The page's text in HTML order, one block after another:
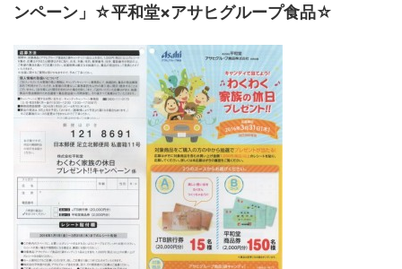
ンペーン」☆平和堂×アサヒグループ食品☆